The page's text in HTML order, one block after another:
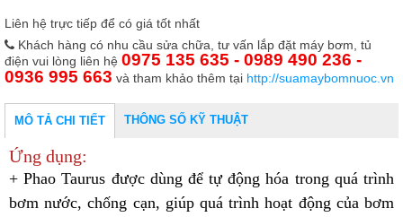
Liên hệ trực tiếp để có giá tốt nhất
Khách hàng có nhu cầu sửa chữa, tư vấn lắp đặt máy bơm, tủ
điện vui lòng liên hệ 0975 135 635 - 0989 490 236 -
0936 995 663 và tham khảo thêm tại http://suamaybomnuoc.vn
MÔ TẢ CHI TIẾT THÔNG SỐ KỸ THUẬT
Ứng dụng:
+ Phao Taurus được dùng để tự động hóa trong quá trình
bơm nước, chống cạn, giúp quá trình hoạt động của bơm